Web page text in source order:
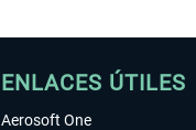
ENLACES ÚTILES
Aerosoft One